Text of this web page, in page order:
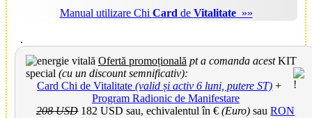
Manual utilizare Chi Card de Vitalitate»»
.
Ofertă promoțională pt a comanda acestKIT
special (cu un discount semnificativ):
Card Chi de Vitalitate(valid și activ 6 luni, putere ST) +
Program Radionic de Manifestare
208 USD182 USDsau, echivalentul în €(Euro) sauRON